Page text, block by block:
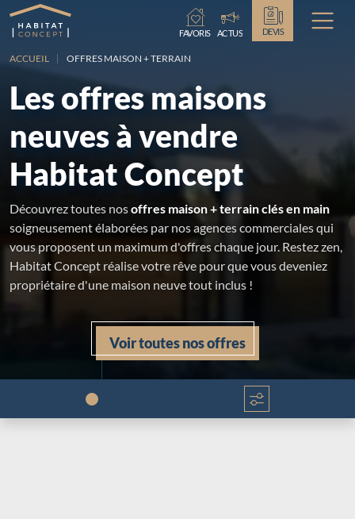
Chargement...
FAVORIS
ACTUS DEVIS
ACCUEIL OFFRES MAISON + TERRAIN
Les offres maisons
neuves à vendre
Habitat Concept
Découvrez toutes nosoffres maison + terrain clés en main
soigneusement élaborées par nos agences commerciales qui
vous proposent un maximum d'offres chaque jour. Restez zen,
Habitat Concept réalise votre rêve pour que vous deveniez
propriétaire d'une maison neuve tout inclus !
Voir toutes nos offres
Chargement...